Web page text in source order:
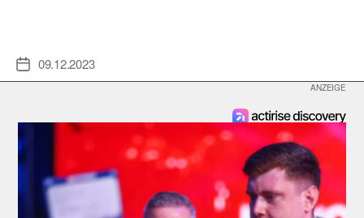
Veröffentlichungsdatum
09.12.2023